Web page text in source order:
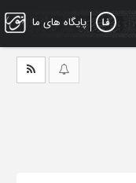
پایگاه های ما